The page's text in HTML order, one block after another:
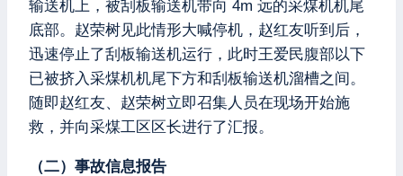
输送机上，被刮板输送机带向 4m 远的采煤机机尾
底部。赵荣树见此情形大喊停机，赵红友听到后，
迅速停止了刮板输送机运行，此时王爱民腹部以下
已被挤入采煤机机尾下方和刮板输送机溜槽之间。
随即赵红友、赵荣树立即召集人员在现场开始施
救，并向采煤工区区长进行了汇报。
（二）事故信息报告